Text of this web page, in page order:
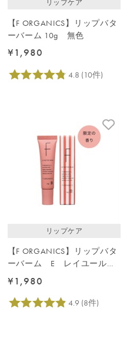
リップケア
【F ORGANICS】リップバタ
ーバーム 10g 無色
¥1,980
リップケア
【F ORGANICS】リップバタ
ーバーム E レイユールデ
ルブの香り
¥1,980